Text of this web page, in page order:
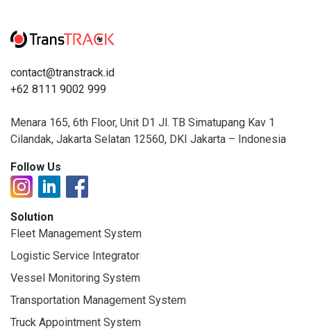
contact@transtrack.id
+62 8111 9002 999
Menara 165, 6th Floor, Unit D1 Jl. TB Simatupang Kav 1
Cilandak, Jakarta Selatan 12560, DKI Jakarta – Indonesia
Follow Us
Solution
Fleet Management System
Logistic Service Integrator
Vessel Monitoring System
Transportation Management System
Truck Appointment System